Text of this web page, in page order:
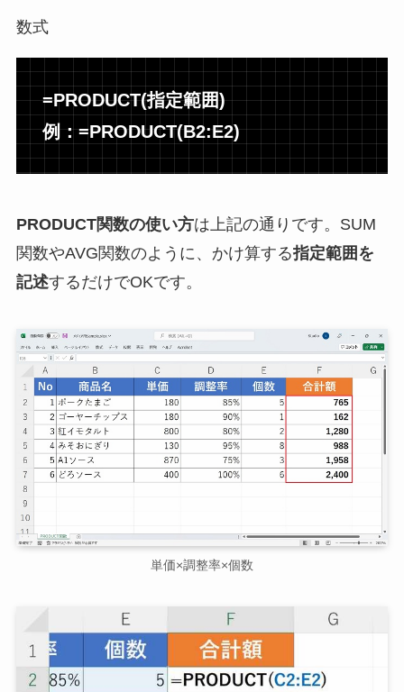
数式
=PRODUCT(指定範囲)
例：=PRODUCT(B2:E2)
PRODUCT関数の使い方は上記の通りです。SUM
関数やAVG関数のように、かけ算する指定範囲を
記述するだけでOKです。
単価×調整率×個数